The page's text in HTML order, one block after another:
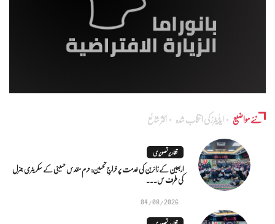
نئے مواضیع ایڈٰیٹرز کی انتخاب شدہ اکثر شائع
تقاریر تصویری
اربعین کے زائرین کی خدمت پر خراجِ تحسین: حرم مقدس حسینی کے سکریٹری جنرل
کی طرف س...
04/08/2026